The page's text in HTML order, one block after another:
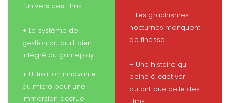
l’univers des films
+ Le système de
gestion du bruit bien
intégré au gameplay
+ Utilisation innovante
du micro pour une
immersion accrue
– Les graphismes
nocturnes manquent
de finesse
– Une histoire qui
peine à captiver
autant que celle des